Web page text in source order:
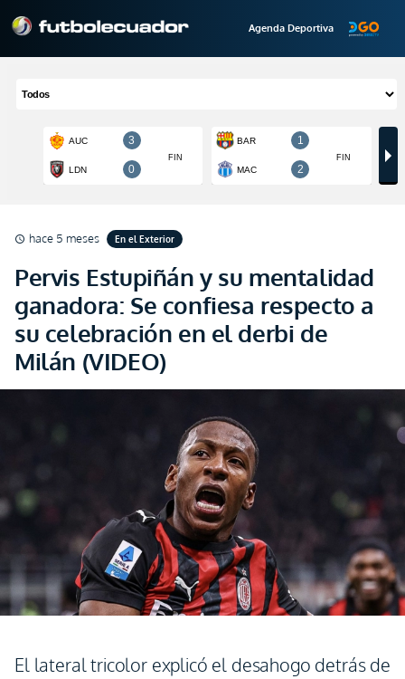
Agenda Deportiva
schedule hace 5 meses En el Exterior
Pervis Estupiñán y su mentalidad
ganadora: Se confiesa respecto a
su celebración en el derbi de
Milán (VIDEO)
El lateral tricolor explicó el desahogo detrás de